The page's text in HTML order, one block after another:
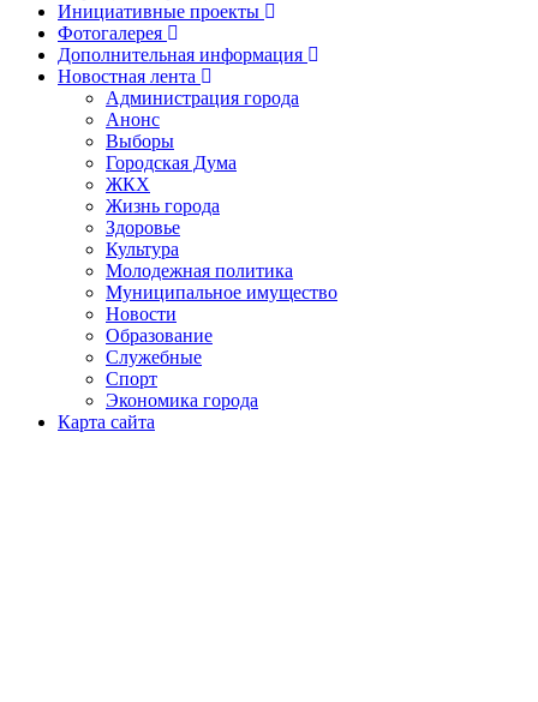
Инициативные проекты
Фотогалерея
Дополнительная информация
Новостная лента
Администрация города
Анонс
Выборы
Городская Дума
ЖКХ
Жизнь города
Здоровье
Культура
Молодежная политика
Муниципальное имущество
Новости
Образование
Служебные
Спорт
Экономика города
Карта сайта